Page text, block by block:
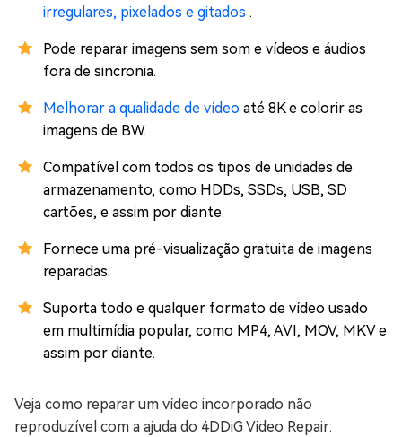
irregulares, pixelados e gitados .
Pode reparar imagens sem som e vídeos e áudios
fora de sincronia.
Melhorar a qualidade de vídeo até 8K e colorir as
imagens de BW.
Compatível com todos os tipos de unidades de
armazenamento, como HDDs, SSDs, USB, SD
cartões, e assim por diante.
Fornece uma pré-visualização gratuita de imagens
reparadas.
Suporta todo e qualquer formato de vídeo usado
em multimídia popular, como MP4, AVI, MOV, MKV e
assim por diante.
Veja como reparar um vídeo incorporado não
reproduzível com a ajuda do 4DDiG Video Repair: